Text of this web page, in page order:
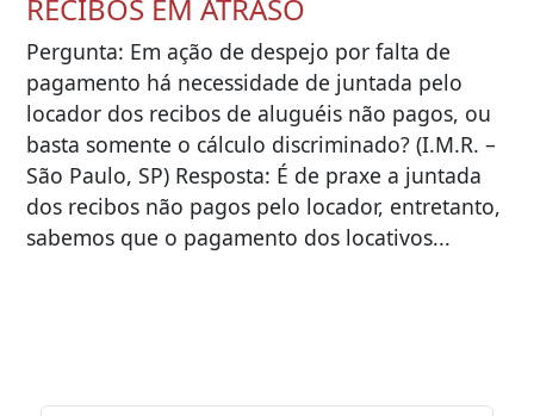
RECIBOS EM ATRASO
Pergunta: Em ação de despejo por falta de
pagamento há necessidade de juntada pelo
locador dos recibos de aluguéis não pagos, ou
basta somente o cálculo discriminado? (I.M.R. –
São Paulo, SP) Resposta: É de praxe a juntada
dos recibos não pagos pelo locador, entretanto,
sabemos que o pagamento dos locativos...